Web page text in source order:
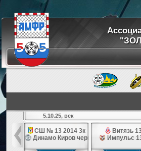
13 к
5.10.25, вск
СШ № 13 2014 3к
Динамо Киров черные 13
Витязь
Импульс